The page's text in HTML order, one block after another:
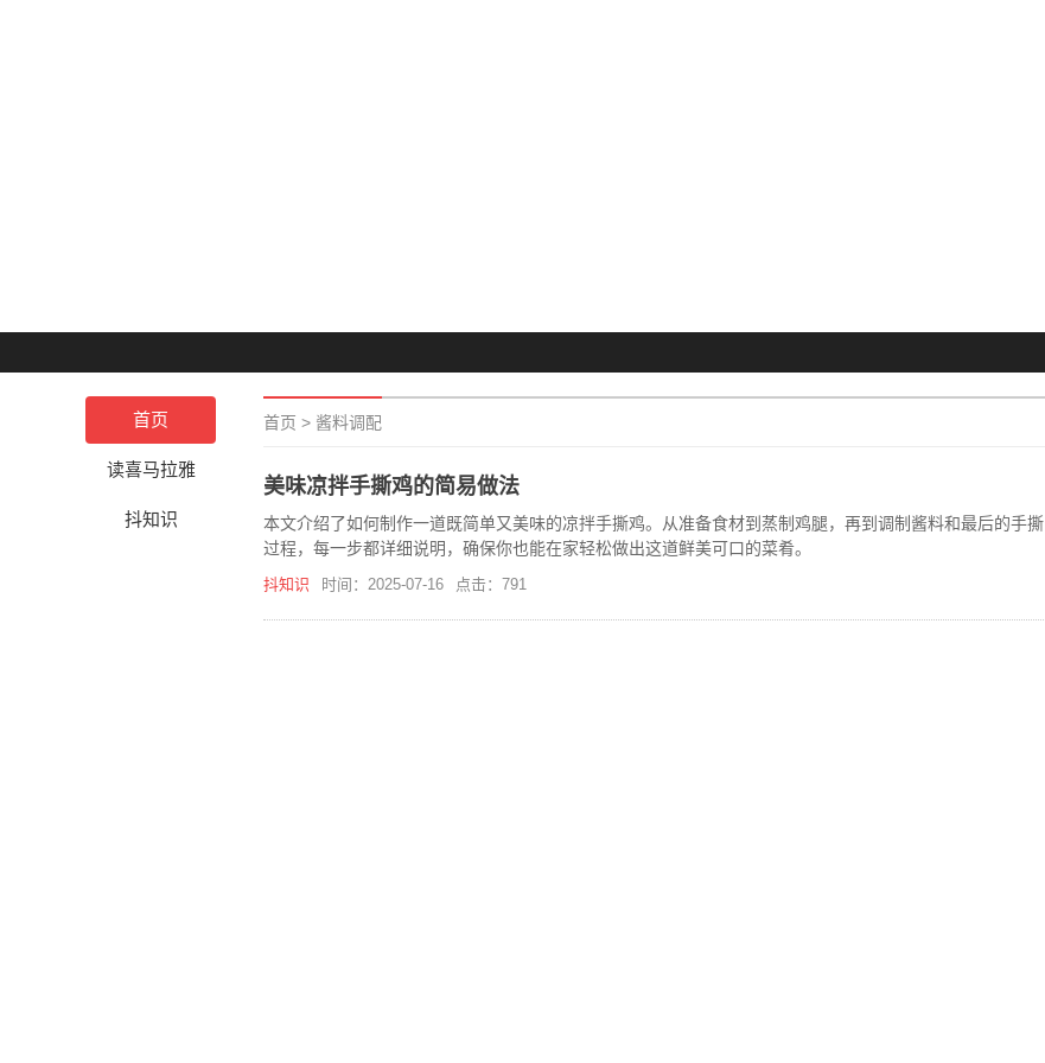
首页
读喜马拉雅
抖知识
首页 > 酱料调配
美味凉拌手撕鸡的简易做法
本文介绍了如何制作一道既简单又美味的凉拌手撕鸡。从准备食材到蒸制鸡腿，再到调制酱料和最后的手撕
过程，每一步都详细说明，确保你也能在家轻松做出这道鲜美可口的菜肴。
抖知识 时间：2025-07-16 点击：791